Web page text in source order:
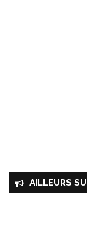
AILLEURS